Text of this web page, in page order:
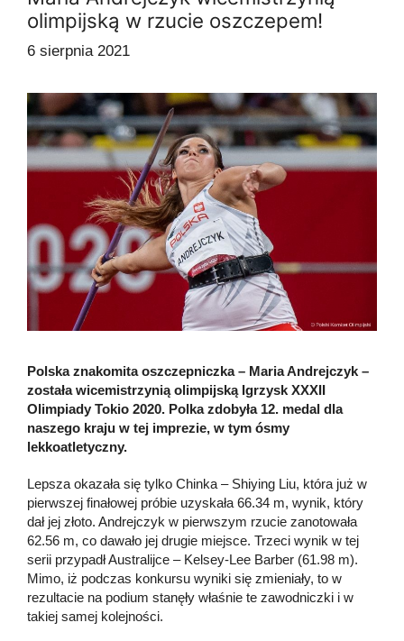
olimpijską w rzucie oszczepem!
6 sierpnia 2021
Polska znakomita oszczepniczka – Maria Andrejczyk –
została wicemistrzynią olimpijską Igrzysk XXXII
Olimpiady Tokio 2020. Polka zdobyła 12. medal dla
naszego kraju w tej imprezie, w tym ósmy
lekkoatletyczny.
Lepsza okazała się tylko Chinka – Shiying Liu, która już w
pierwszej finałowej próbie uzyskała 66.34 m, wynik, który
dał jej złoto. Andrejczyk w pierwszym rzucie zanotowała
62.56 m, co dawało jej drugie miejsce. Trzeci wynik w tej
serii przypadł Australijce – Kelsey-Lee Barber (61.98 m).
Mimo, iż podczas konkursu wyniki się zmieniały, to w
rezultacie na podium stanęły właśnie te zawodniczki i w
takiej samej kolejności.